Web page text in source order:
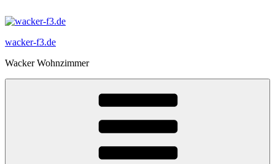
Inhalt
wacker-f3.de
Wacker Wohnzimmer